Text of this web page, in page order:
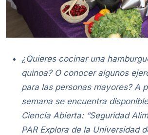
¿Quieres cocinar una
quinoa? O conocer algunos
para las personas mayores? A
semana se encuentra
Ciencia Abierta: “Seguridad
PAR Explora de la Universidad